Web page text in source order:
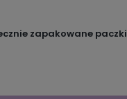
zapakowane paczki